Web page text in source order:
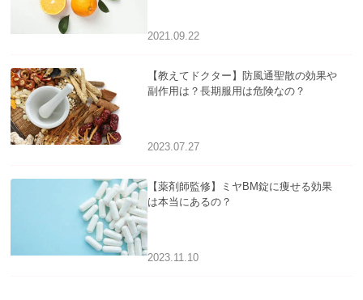
2021.09.22
【教えてドクター】防風通聖散の効果や
副作用は？長期服用は危険なの？
2023.07.27
【薬剤師監修】ミヤBM錠に痩せる効果
は本当にあるの？
2023.11.10